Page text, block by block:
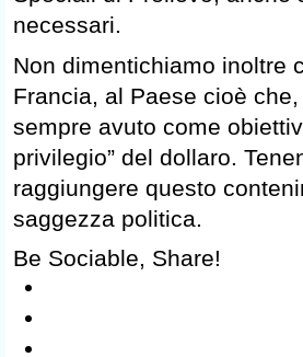
necessari.
Non dimentichiamo inoltre
Francia, al Paese cioè
sempre avuto come
privilegio” del dollaro.
raggiungere questo
saggezza politica.
Be Sociable, Share!